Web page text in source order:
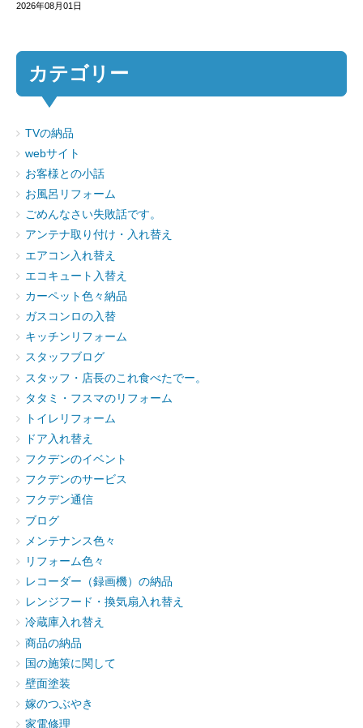
2026年08月01日
カテゴリー
TVの納品
webサイト
お客様との小話
お風呂リフォーム
ごめんなさい失敗話です。
アンテナ取り付け・入れ替え
エアコン入れ替え
エコキュート入替え
カーペット色々納品
ガスコンロの入替
キッチンリフォーム
スタッフブログ
スタッフ・店長のこれ食べたでー。
タタミ・フスマのリフォーム
トイレリフォーム
ドア入れ替え
フクデンのイベント
フクデンのサービス
フクデン通信
ブログ
メンテナンス色々
リフォーム色々
レコーダー（録画機）の納品
レンジフード・換気扇入れ替え
冷蔵庫入れ替え
商品の納品
国の施策に関して
壁面塗装
嫁のつぶやき
家電修理